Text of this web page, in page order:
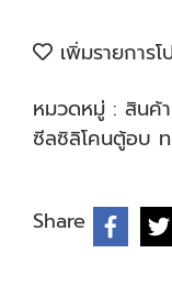
เพิ่มรายการโ
หมวดหมู่ : สินค้า
ซีลซิลิโคนตู้อบ
Share